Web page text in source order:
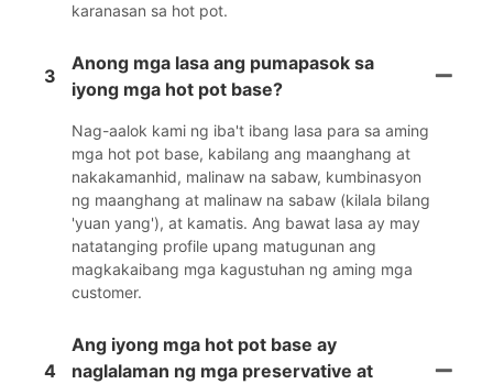
karanasan sa hot pot.
3
Anong mga lasa ang pumapasok sa
iyong mga hot pot base?
Nag-aalok kami ng iba't ibang lasa para sa aming
mga hot pot base, kabilang ang maanghang at
nakakamanhid, malinaw na sabaw, kumbinasyon
ng maanghang at malinaw na sabaw (kilala bilang
'yuan yang'), at kamatis. Ang bawat lasa ay may
natatanging profile upang matugunan ang
magkakaibang mga kagustuhan ng aming mga
customer.
4
Ang iyong mga hot pot base ay
naglalaman ng mga preservative at